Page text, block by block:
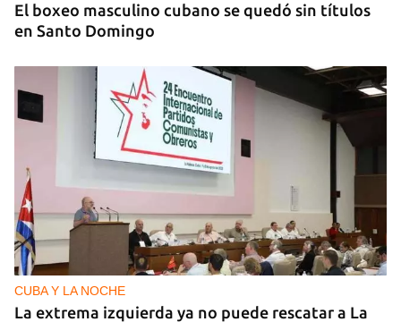
El boxeo masculino cubano se quedó sin títulos
en Santo Domingo
CUBA Y LA NOCHE
La extrema izquierda ya no puede rescatar a La